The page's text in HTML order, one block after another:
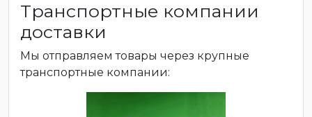
Транспортные компании
доставки
Мы отправляем товары через крупные
транспортные компании: